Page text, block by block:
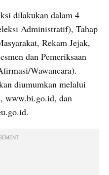
dilakukan dalam 4
Administratif), Tahap
Rekam Jejak,
dan Pemeriksaan
Wawancara).
diumumkan melalui
www.bi.go.id, dan